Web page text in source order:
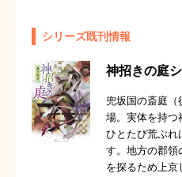
シリーズ既刊情報
神招きの庭
兜坂国の斎庭（
場。実体を持つ
ひとたび荒ぶれ
す。地方の郡領
を探るため上京